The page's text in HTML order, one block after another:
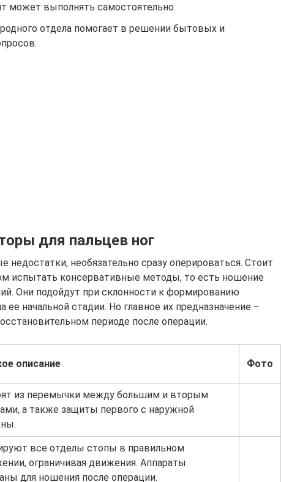
может выполнять самостоятельно.
отдела помогает в решении бытовых и
для пальцев ног
необязательно сразу оперироваться. Стоит
испытать консервативные методы, то есть ношение
Они подойдут при склонности к формированию
ее начальной стадии. Но главное их предназначение –
периоде после операции.
описание Фото
из перемычки между большим и вторым
а также защиты первого с наружной
все отделы стопы в правильном
ограничивая движения. Аппараты
для ношения после операции.